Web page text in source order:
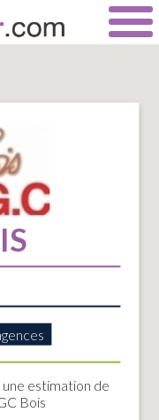
estimation de
Bois